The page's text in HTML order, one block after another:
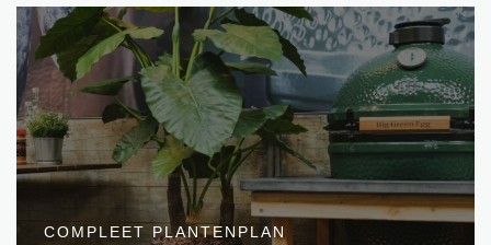
COMPLEET PLANTENPLAN